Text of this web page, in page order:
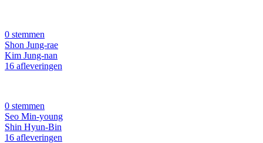
0 stemmen
Shon Jung-rae
Kim Jung-nan
16 afleveringen
0 stemmen
Seo Min-young
Shin Hyun-Bin
16 afleveringen